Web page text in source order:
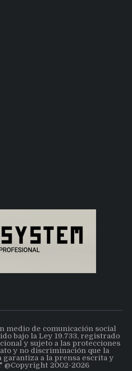
medio de comunicación social
bajo la Ley 19.733, registrado
y sujeto a las protecciones
y no discriminación que la
garantiza a la prensa escrita y
@Copyright 2002-2026